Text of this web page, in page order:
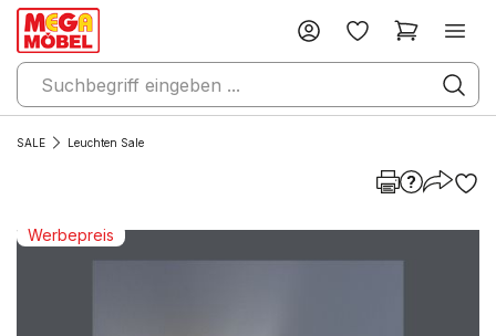
SALE Leuchten Sale
Werbepreis